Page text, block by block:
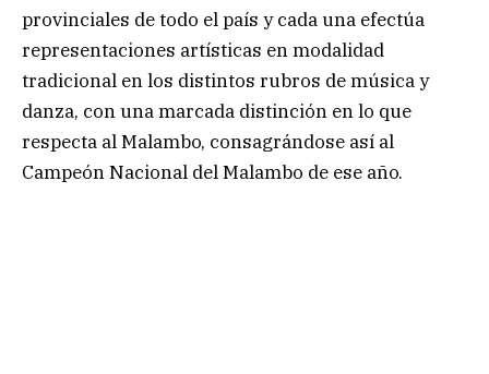
provinciales de todo el país y cada una efectúa
representaciones artísticas en modalidad
tradicional en los distintos rubros de música y
danza, con una marcada distinción en lo que
respecta al Malambo, consagrándose así al
Campeón Nacional del Malambo de ese año.